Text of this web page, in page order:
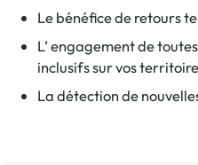
Le bénéfice de retours
L’ engagement de
inclusifs sur vos
La détection de